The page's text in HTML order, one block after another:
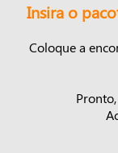
Insira o
Coloque a